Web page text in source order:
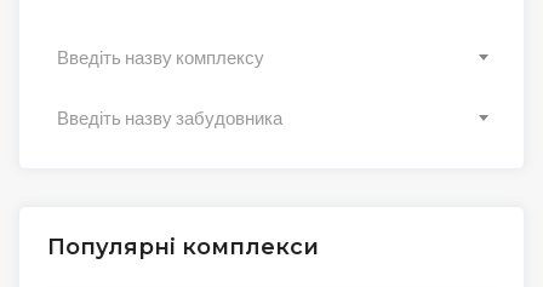
Введіть назву комплексу
Введіть назву забудовника
Популярні комплекси